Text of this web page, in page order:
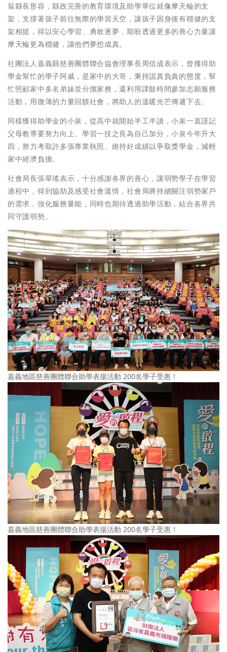
翁縣長形容，縣政完善的教育環境及助學單位就像摩天輪的支
架，支撐著孩子前往無際的學習天空，讓孩子因身後有穩健的支
架相挺，得以安心學習、勇敢逐夢，期盼透過更多的善心力量讓
摩天輪更為穩健，讓他們夢想成真。
社團法人嘉義縣慈善團體聯合協會理事長周信成表示，曾獲得助
學金幫忙的學子阿威，是家中的大哥，秉持認真負責的態度，幫
忙照顧家中多名弟妹並分擔家務，還利用課餘時間參加志願服務
活動，用微薄的力量回饋社會，將助人的溫暖光芒傳遞下去。
同樣獲得助學金的小泉，從高中就開始半工半讀，小泉一直謹記
父母教導要努力向上、學習一技之長為自己加分，小泉今年升大
四，努力考取許多張專業執照、維持好成績以爭取獎學金，減輕
家中經濟負擔。
社會局長張翠瑤表示，十分感謝各界的善心，讓弱勢學子在學習
過程中，得到協助及感受社會溫情，社會局將持續關注弱勢家戶
的需求，強化服務量能，同時也期待透過助學活動，結合各界共
同守護弱勢。
嘉義地區慈善團體聯合助學表揚活動 200名學子受惠！
嘉義地區慈善團體聯合助學表揚活動 200名學子受惠！